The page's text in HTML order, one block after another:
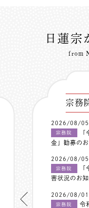
日蓮宗
from
宗務
2026/08/05
宗務院
金」勧募の
2026/08/05
宗務院
害状況のお
2026/08/01
宗務院
令